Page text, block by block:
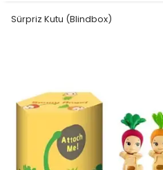
Sürpriz Kutu (Blindbox)